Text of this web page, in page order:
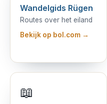
Wandelgids Rügen
Routes over het eiland
Bekijk op bol.com →
📖